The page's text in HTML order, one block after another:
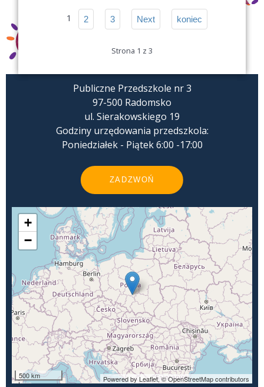
1 2 3 Next koniec
Strona 1 z 3
Publiczne Przedszkole nr 3
97-500 Radomsko
ul. Sierakowskiego 19
Godziny urzędowania przedszkola:
Poniedziałek - Piątek 6:00 -17:00
ZADZWOŃ
+
−
500 km Powered by Leaflet,© OpenStreetMap contributors